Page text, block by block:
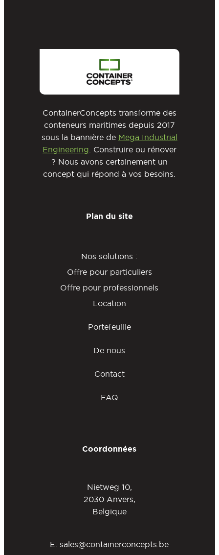
ContainerConcepts transforme des
conteneurs maritimes depuis 2017
sous la bannière de Mega Industrial
Engineering . Construire ou rénover
? Nous avons certainement un
concept qui répond à vos besoins.
Plan du site
Nos solutions :
Offre pour particuliers
Offre pour professionnels
Location
Portefeuille
De nous
Contact
FAQ
Coordonnées
Nietweg 10,
2030 Anvers,
Belgique
E: sales@containerconcepts.be